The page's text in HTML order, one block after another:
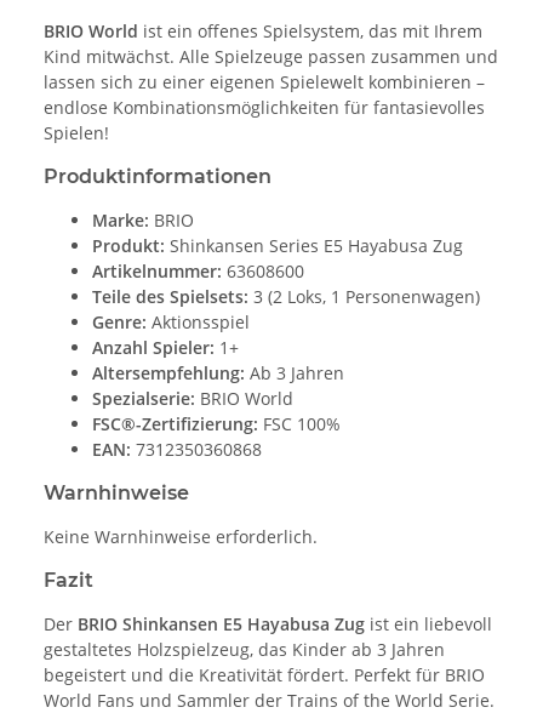
BRIO World ist ein offenes Spielsystem, das mit Ihrem
Kind mitwächst. Alle Spielzeuge passen zusammen und
lassen sich zu einer eigenen Spielewelt kombinieren –
endlose Kombinationsmöglichkeiten für fantasievolles
Spielen!
Produktinformationen
Marke: BRIO
Produkt: Shinkansen Series E5 Hayabusa Zug
Artikelnummer: 63608600
Teile des Spielsets: 3 (2 Loks, 1 Personenwagen)
Genre: Aktionsspiel
Anzahl Spieler: 1+
Altersempfehlung: Ab 3 Jahren
Spezialserie: BRIO World
FSC®-Zertifizierung: FSC 100%
EAN: 7312350360868
Warnhinweise
Keine Warnhinweise erforderlich.
Fazit
Der BRIO Shinkansen E5 Hayabusa Zug ist ein liebevoll
gestaltetes Holzspielzeug, das Kinder ab 3 Jahren
begeistert und die Kreativität fördert. Perfekt für BRIO
World Fans und Sammler der Trains of the World Serie.